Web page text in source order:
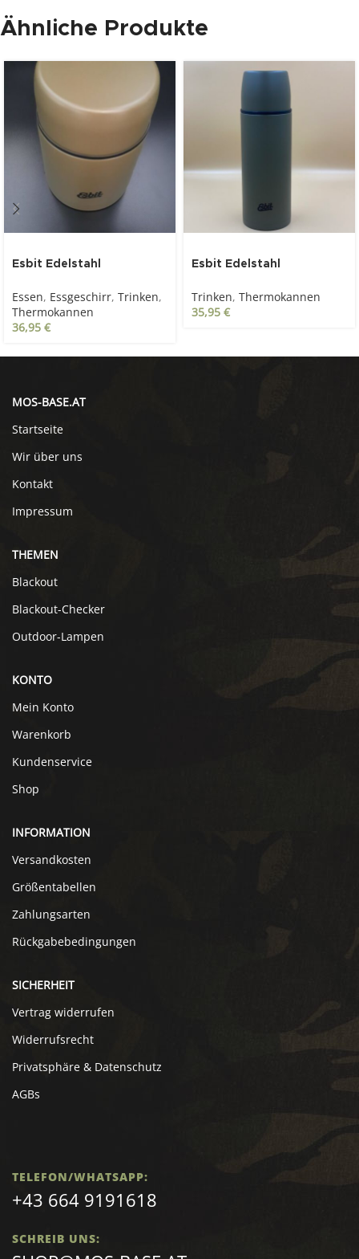
Ähnliche Produkte
Esbit Edelstahl
olivgrün
Essen, Essgeschirr, Trinken,
Thermokannen
36,95 €
Esbit Edelstahl
olivgrün
Trinken, Thermokannen
35,95 €
MOS-BASE.AT
Startseite
Wir über uns
Kontakt
Impressum
THEMEN
Blackout
Blackout-Checker
Outdoor-Lampen
KONTO
Mein Konto
Warenkorb
Kundenservice
Shop
INFORMATION
Versandkosten
Größentabellen
Zahlungsarten
Rückgabebedingungen
SICHERHEIT
Vertrag widerrufen
Widerrufsrecht
Privatsphäre & Datenschutz
AGBs
TELEFON/WHATSAPP:
+43 664 9191618
SCHREIB UNS: